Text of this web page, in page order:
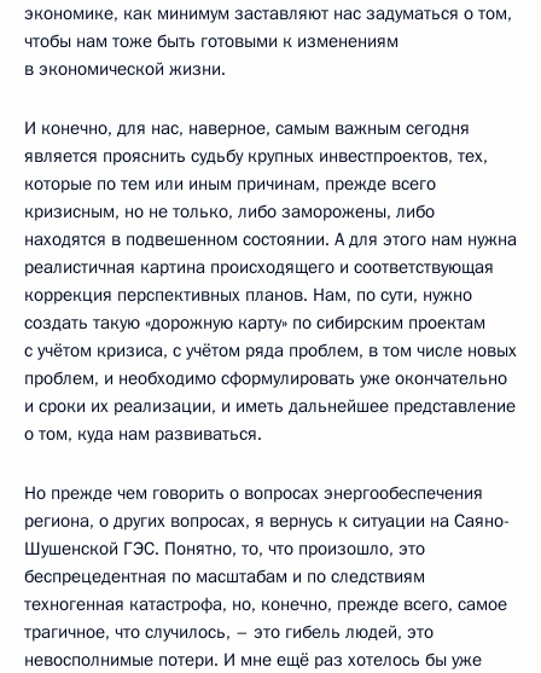
экономике, как минимум заставляют нас задуматься о том,
чтобы нам тоже быть готовыми к изменениям
в экономической жизни.
И конечно, для нас, наверное, самым важным сегодня
является прояснить судьбу крупных инвестпроектов, тех,
которые по тем или иным причинам, прежде всего
кризисным, но не только, либо заморожены, либо
находятся в подвешенном состоянии. А для этого нам нужна
реалистичная картина происходящего и соответствующая
коррекция перспективных планов. Нам, по сути, нужно
создать такую «дорожную карту» по сибирским проектам
с учётом кризиса, с учётом ряда проблем, в том числе новых
проблем, и необходимо сформулировать уже окончательно
и сроки их реализации, и иметь дальнейшее представление
о том, куда нам развиваться.
Но прежде чем говорить о вопросах энергообеспечения
региона, о других вопросах, я вернусь к ситуации на Саяно-
Шушенской ГЭС. Понятно, то, что произошло, это
беспрецедентная по масштабам и по следствиям
техногенная катастрофа, но, конечно, прежде всего, самое
трагичное, что случилось, – это гибель людей, это
невосполнимые потери. И мне ещё раз хотелось бы уже